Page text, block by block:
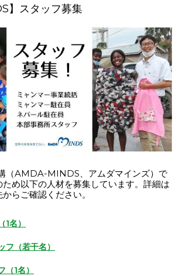
】スタッフ募集
（AMDA-MINDS、アムダマインズ）で
め以下の人材を募集しています。詳細は
らご確認ください。
名）
フ（若干名）
1名）